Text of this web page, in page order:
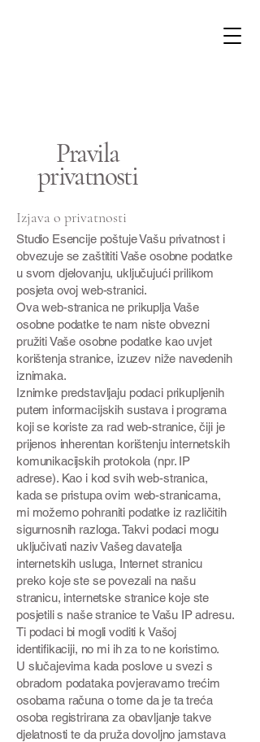
Pravila
privatnosti
Izjava o privatnosti
Studio Esencije poštuje Vašu privatnost i
obvezuje se zaštititi Vaše osobne podatke
u svom djelovanju, uključujući prilikom
posjeta ovoj web-stranici.
Ova web-stranica ne prikuplja Vaše
osobne podatke te nam niste obvezni
pružiti Vaše osobne podatke kao uvjet
korištenja stranice, izuzev niže navedenih
iznimaka.
Iznimke predstavljaju podaci prikupljenih
putem informacijskih sustava i programa
koji se koriste za rad web-stranice, čiji je
prijenos inherentan korištenju internetskih
komunikacijskih protokola (npr. IP
adrese). Kao i kod svih web-stranica,
kada se pristupa ovim web-stranicama,
mi možemo pohraniti podatke iz različitih
sigurnosnih razloga. Takvi podaci mogu
uključivati naziv Vašeg davatelja
internetskih usluga, Internet stranicu
preko koje ste se povezali na našu
stranicu, internetske stranice koje ste
posjetili s naše stranice te Vašu IP adresu.
Ti podaci bi mogli voditi k Vašoj
identifikaciji, no mi ih za to ne koristimo.
U slučajevima kada poslove u svezi s
obradom podataka povjeravamo trećim
osobama računa o tome da je ta treća
osoba registrirana za obavljanje takve
djelatnosti te da pruža dovoljno jamstava